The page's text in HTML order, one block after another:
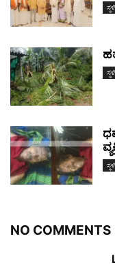
NO COMMENTS